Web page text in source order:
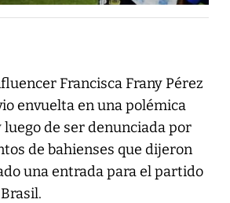
Francisca Frany Pérez
envuelta en una polémica
luego de ser denunciada por
de bahienses que dijeron
una entrada para el partido